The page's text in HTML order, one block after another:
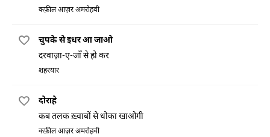
कफ़ील आज़र अमरोहवी
चुपके से इधर आ जाओ
दरवाज़ा-ए-जाँ से हो कर
शहरयार
दोराहे
कब तलक ख़्वाबों से धोका खाओगी
कफ़ील आज़र अमरोहवी